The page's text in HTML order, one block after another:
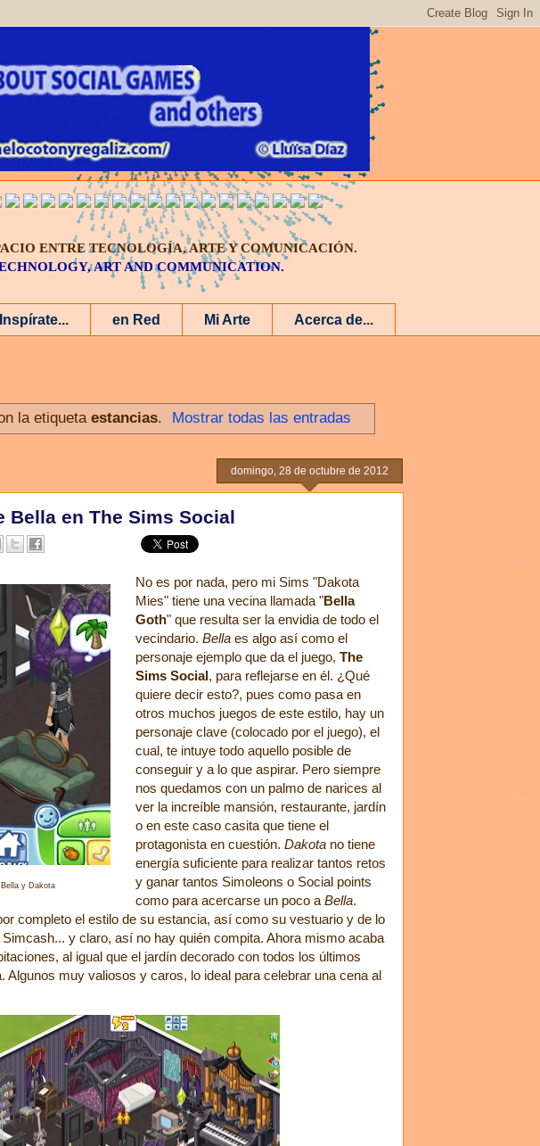
ENTRE TECNOLOGÍA, ARTE Y COMUNICACIÓN.
ART AND COMMUNICATION.
Inspírate... en Red Mi Arte Acerca de...
la etiqueta estancias. Mostrar todas las entradas
domingo, 28 de octubre de 2012
Bella en The Sims Social
y Dakota
No es por nada, pero mi Sims "Dakota
Mies" tiene una vecina llamada "Bella
Goth" que resulta ser la envidia de todo el
vecindario. Bella es algo así como el
personaje ejemplo que da el juego, The
Sims Social, para reflejarse en él. ¿Qué
quiere decir esto?, pues como pasa en
otros muchos juegos de este estilo, hay un
personaje clave (colocado por el juego), el
cual, te intuye todo aquello posible de
conseguir y a lo que aspirar. Pero siempre
nos quedamos con un palmo de narices al
ver la increíble mansión, restaurante, jardín
o en este caso casita que tiene el
protagonista en cuestión. Dakota no tiene
energía suficiente para realizar tantos retos
y ganar tantos Simoleons o Social points
como para acercarse un poco a Bella.
completo el estilo de su estancia, así como su vestuario y de lo
y claro, así no hay quién compita. Ahora mismo acaba
al igual que el jardín decorado con todos los últimos
Algunos muy valiosos y caros, lo ideal para celebrar una cena al